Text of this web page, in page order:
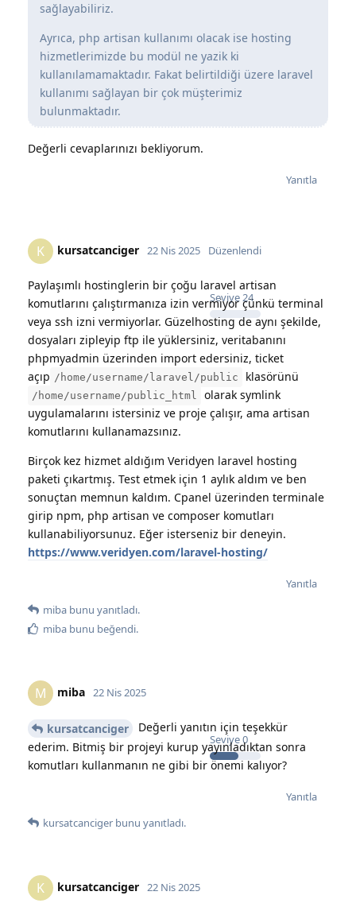
sağlayabiliriz.
Ayrıca, php artisan kullanımı olacak ise hosting
hizmetlerimizde bu modül ne yazik ki
kullanılamamaktadır. Fakat belirtildiği üzere laravel
kullanımı sağlayan bir çok müşterimiz
bulunmaktadır.
Değerli cevaplarınızı bekliyorum.
Yanıtla
K kursatcanciger
Seviye24
22 Nis 2025 Düzenlendi
Paylaşımlı hostinglerin bir çoğu laravel artisan
komutlarını çalıştırmanıza izin vermiyor çünkü terminal
veya ssh izni vermiyorlar. Güzelhosting de aynı şekilde,
dosyaları zipleyip ftp ile yüklersiniz, veritabanını
phpmyadmin üzerinden import edersiniz, ticket
açıp /home/username/laravel/public klasörünü
/home/username/public_html
olarak symlink
uygulamalarını istersiniz ve proje çalışır, ama artisan
komutlarını kullanamazsınız.
Birçok kez hizmet aldığım Veridyen laravel hosting
paketi çıkartmış. Test etmek için 1 aylık aldım ve ben
sonuçtan memnun kaldım. Cpanel üzerinden terminale
girip npm, php artisan ve composer komutları
kullanabiliyorsunuz. Eğer isterseniz bir deneyin.
https://www.veridyen.com/laravel-hosting/
Yanıtla
miba bunu yanıtladı.
miba bunu beğendi.
M miba
Seviye0
22 Nis 2025
kursatcanciger
Değerli yanıtın için teşekkür
ederim. Bitmiş bir projeyi kurup yayınladıktan sonra
komutları kullanmanın ne gibi bir önemi kalıyor?
Yanıtla
kursatcanciger bunu yanıtladı.
K kursatcanciger 22 Nis 2025